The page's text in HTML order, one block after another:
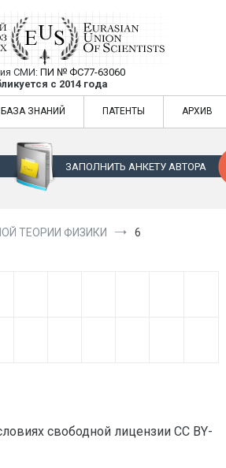
Ученых —
СМИ:ПИ № ФС77-63060
с 2014 года
— публикация научных статей в
БАЗА ЗНАНИЙ ПАТЕНТЫ АРХИВ
ЗАПОЛНИТЬ АНКЕТУ АВТОРА
ТЕОРИИ ФИЗИКИ 6
свободной лицензии CC BY-